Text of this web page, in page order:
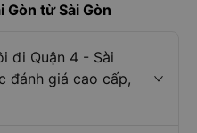
Gòn từ Sài Gòn
đi Quận 4 - Sài
đánh giá cao cấp,